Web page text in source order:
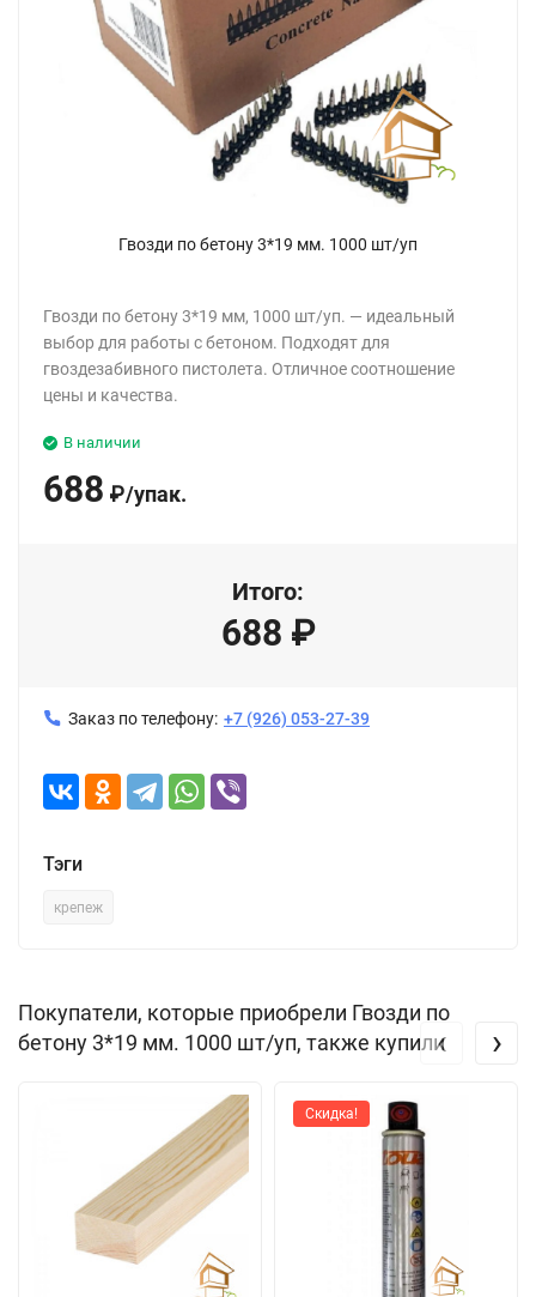
Гвозди по бетону 3*19 мм. 1000 шт/уп
Гвозди по бетону 3*19 мм, 1000 шт/уп. — идеальный
выбор для работы с бетоном. Подходят для
гвоздезабивного пистолета. Отличное соотношение
цены и качества.
В наличии
688 ₽/упак.
Итого:
688 ₽
Заказ по телефону: +7 (926) 053-27-39
Тэги
крепеж
Покупатели, которые приобрели Гвозди по
бетону 3*19 мм. 1000 шт/уп, также купили
Скидка!
‹ ›